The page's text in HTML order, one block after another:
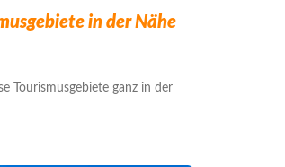
in der Nähe
Tourismusgebiete ganz in der